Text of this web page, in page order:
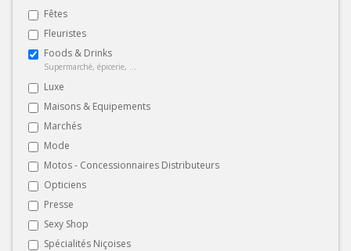
Fêtes
Fleuristes
Foods & Drinks
Supermarché, épicerie, ...
Luxe
Maisons & Equipements
Marchés
Mode
Motos - Concessionnaires Distributeurs
Opticiens
Presse
Sexy Shop
Spécialités Niçoises